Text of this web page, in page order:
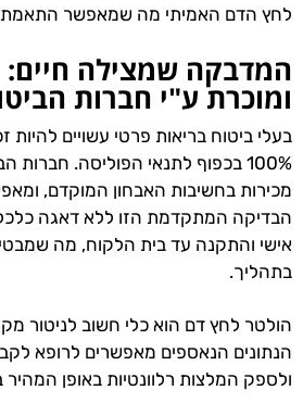
לחץ הדם האמיתי מה שמאפשר התאמת
המדבקה שמצילה
ומוכרת ע"י חברות
בעלי ביטוח בריאות פרטי עשויים להיות
100% בכפוף לתנאי הפוליסה.
מכירות בחשיבות האבחון המוקדם,
הבדיקה המתקדמת הזו ללא דאגה
אישי והתקנה עד בית הלקוח, מה
בתהליך.
הולטר לחץ דם הוא כלי חשוב לניטור
הנתונים הנאספים מאפשרים לרופא
ולספק המלצות רלוונטיות באופן המהיר